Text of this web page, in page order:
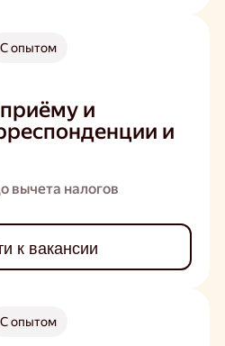
С опытом
и
и
вычета налогов
к вакансии
С опытом